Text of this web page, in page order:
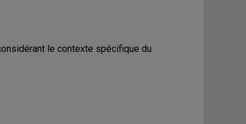
le contexte spécifique du